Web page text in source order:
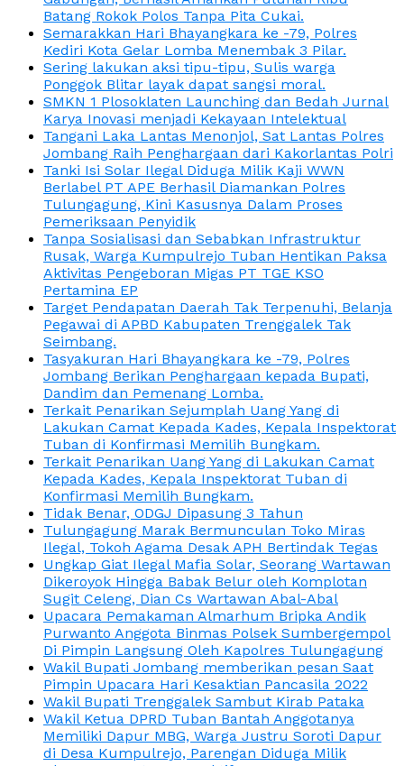
Batang Rokok Polos Tanpa Pita Cukai.
Semarakkan Hari Bhayangkara ke -79, Polres
Kediri Kota Gelar Lomba Menembak 3 Pilar.
Sering lakukan aksi tipu-tipu, Sulis warga
Ponggok Blitar layak dapat sangsi moral.
SMKN 1 Plosoklaten Launching dan Bedah Jurnal
Karya Inovasi menjadi Kekayaan Intelektual
Tangani Laka Lantas Menonjol, Sat Lantas Polres
Jombang Raih Penghargaan dari Kakorlantas Polri
Tanki Isi Solar Ilegal Diduga Milik Kaji WWN
Berlabel PT APE Berhasil Diamankan Polres
Tulungagung, Kini Kasusnya Dalam Proses
Pemeriksaan Penyidik
Tanpa Sosialisasi dan Sebabkan Infrastruktur
Rusak, Warga Kumpulrejo Tuban Hentikan Paksa
Aktivitas Pengeboran Migas PT TGE KSO
Pertamina EP
Target Pendapatan Daerah Tak Terpenuhi, Belanja
Pegawai di APBD Kabupaten Trenggalek Tak
Seimbang.
Tasyakuran Hari Bhayangkara ke -79, Polres
Jombang Berikan Penghargaan kepada Bupati,
Dandim dan Pemenang Lomba.
Terkait Penarikan Sejumplah Uang Yang di
Lakukan Camat Kepada Kades, Kepala Inspektorat
Tuban di Konfirmasi Memilih Bungkam.
Terkait Penarikan Uang Yang di Lakukan Camat
Kepada Kades, Kepala Inspektorat Tuban di
Konfirmasi Memilih Bungkam.
Tidak Benar, ODGJ Dipasung 3 Tahun
Tulungagung Marak Bermunculan Toko Miras
Ilegal, Tokoh Agama Desak APH Bertindak Tegas
Ungkap Giat Ilegal Mafia Solar, Seorang Wartawan
Dikeroyok Hingga Babak Belur oleh Komplotan
Sugit Celeng, Dian Cs Wartawan Abal-Abal
Upacara Pemakaman Almarhum Bripka Andik
Purwanto Anggota Binmas Polsek Sumbergempol
Di Pimpin Langsung Oleh Kapolres Tulungagung
Wakil Bupati Jombang memberikan pesan Saat
Pimpin Upacara Hari Kesaktian Pancasila 2022
Wakil Bupati Trenggalek Sambut Kirab Pataka
Wakil Ketua DPRD Tuban Bantah Anggotanya
Memiliki Dapur MBG, Warga Justru Soroti Dapur
di Desa Kumpulrejo, Parengan Diduga Milik